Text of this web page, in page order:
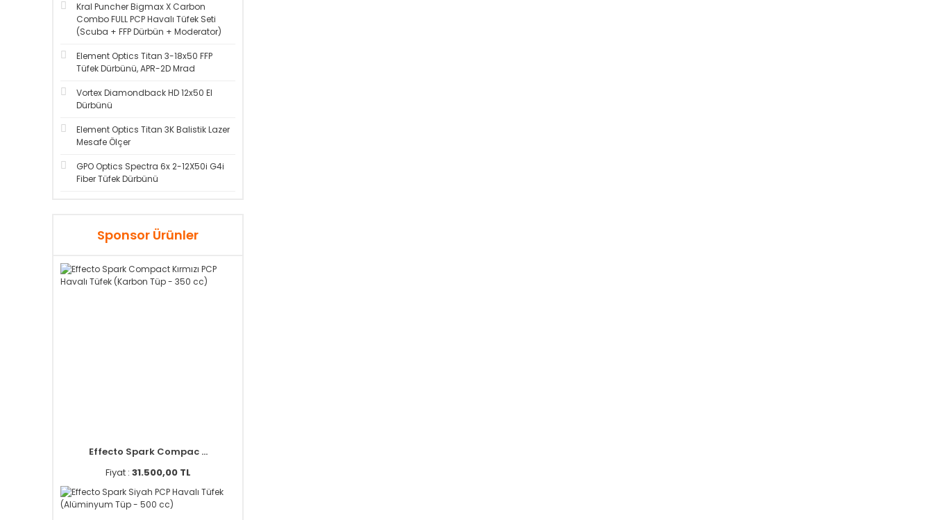
Kral Puncher Bigmax X Carbon
Combo FULL PCP Havalı Tüfek Seti
(Scuba + FFP Dürbün + Moderator)
Element Optics Titan 3-18x50 FFP
Tüfek Dürbünü, APR-2D Mrad
Vortex Diamondback HD 12x50 El
Dürbünü
Element Optics Titan 3K Balistik Lazer
Mesafe Ölçer
GPO Optics Spectra 6x 2-12X50i G4i
Fiber Tüfek Dürbünü
Sponsor Ürünler
Effecto Spark Compac ...
Fiyat : 31.500,00 TL